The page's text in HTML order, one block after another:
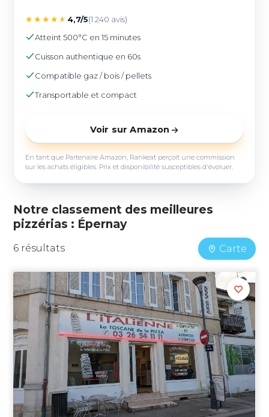
★★★★★ 4,7/5(1 240 avis)
Atteint 500°C en 15 minutes
Cuisson authentique en 60s
Compatible gaz / bois / pellets
Transportable et compact
Voir sur Amazon
En tant que Partenaire Amazon, Rankeat perçoit une commission
sur les achats éligibles. Prix et disponibilité susceptibles d'évoluer.
Notre classement des meilleures
pizzérias : Épernay
6 résultats Carte